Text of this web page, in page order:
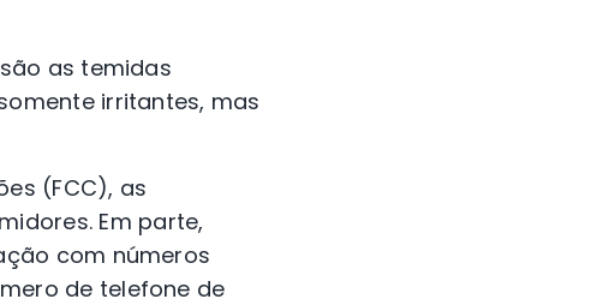
as temidas
irritantes, mas
(FCC), as
Em parte,
com números
de telefone de